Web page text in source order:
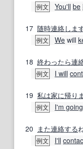
例文 You'll be
17 随時連絡しま
例文 We will
18 終わったら連
例文 I will
19 私は家に帰り
例文 I'm
20 また連絡する
例文 I'll